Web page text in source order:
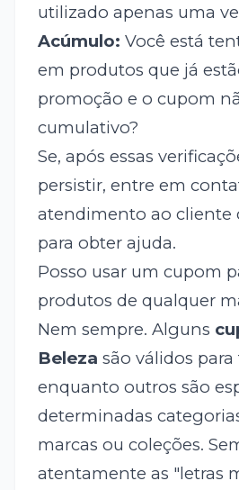
utilizado apenas uma
Acúmulo: Você está
em produtos que já
promoção e o cupom
cumulativo?
Se, após essas
persistir, entre em
atendimento ao cliente
para obter ajuda.
Posso usar um cupom
produtos de qualquer
Nem sempre. Alguns
Beleza são válidos
enquanto outros são
determinadas
marcas ou coleções.
atentamente as "letras